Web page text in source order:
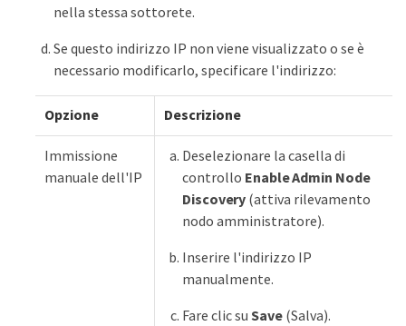
nella stessa sottorete.
Se questo indirizzo IP non viene visualizzato o se è
necessario modificarlo, specificare l'indirizzo:
Opzione Descrizione
Immissione
manuale dell'IP
Deselezionare la casella di
controllo Enable Admin Node
Discovery (attiva rilevamento
nodo amministratore).
Inserire l'indirizzo IP
manualmente.
Fare clic su Save(Salva).